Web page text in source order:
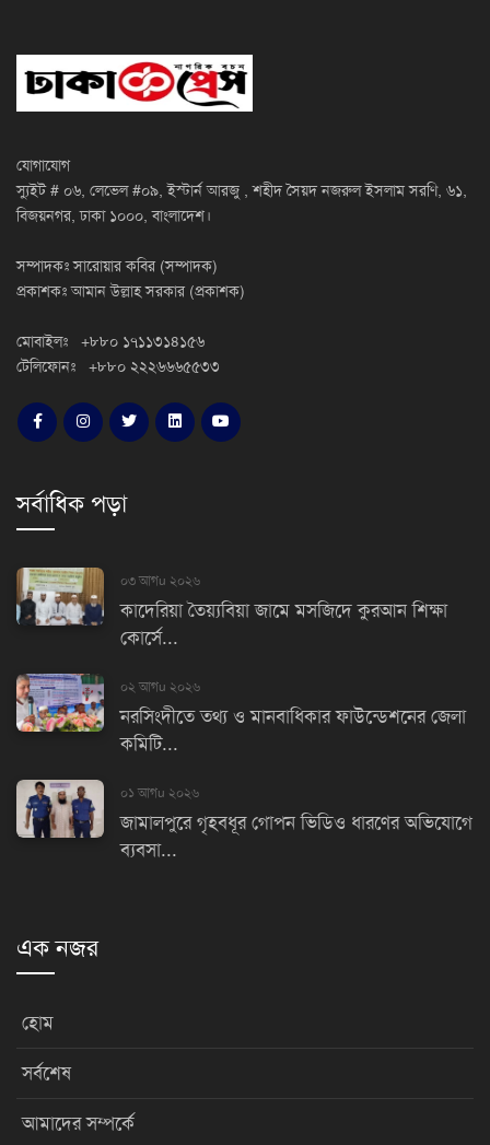
যোগাযোগ
স্যুইট # ০৬, লেভেল #০৯, ইস্টার্ন আরজু , শহীদ সৈয়দ নজরুল ইসলাম সরণি, ৬১,
বিজয়নগর, ঢাকা ১০০০, বাংলাদেশ।
সম্পাদকঃ সারোয়ার কবির (সম্পাদক)
প্রকাশকঃ আমান উল্লাহ সরকার (প্রকাশক)
মোবাইলঃ +৮৮০ ১৭১১৩১৪১৫৬
টেলিফোনঃ +৮৮০ ২২২৬৬৬৫৫৩৩
সর্বাধিক পড়া
০৩ আগu ২০২৬
কাদেরিয়া তৈয়্যবিয়া জামে মসজিদে কুরআন শিক্ষা
কোর্সে...
০২ আগu ২০২৬
নরসিংদীতে তথ্য ও মানবাধিকার ফাউন্ডেশনের জেলা
কমিটি...
০১ আগu ২০২৬
জামালপুরে গৃহবধূর গোপন ভিডিও ধারণের অভিযোগে
ব্যবসা...
এক নজর
হোম
সর্বশেষ
আমাদের সম্পর্কে